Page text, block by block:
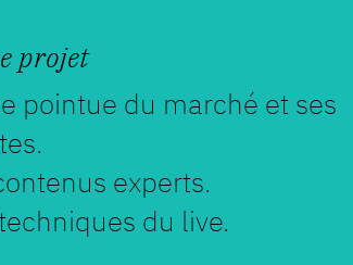
projet
pointue du marché et ses
experts.
du live.